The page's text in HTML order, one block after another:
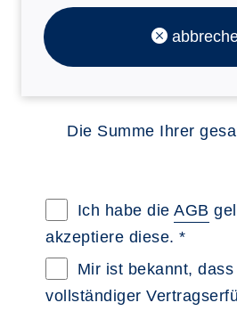
Die Summe Ihrer
Allgemeine
Ich habe die AGB
akzeptiere diese. *
Widerrufsbelehrung
Mir ist bekannt,
vollständiger